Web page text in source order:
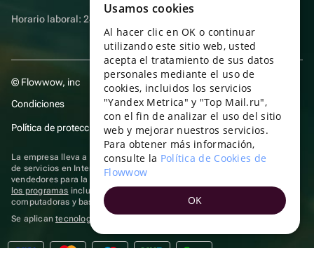
Horario laboral: 24 horas
© Flowwow, inc
Condiciones
Política de protección y privacidad de datos
La empresa lleva a cabo su actividad en el ámbito de las TI: prestación
de servicios en Internet para la publicación de ofertas (anuncios) de
vendedores para la venta de artículos. Acceder a la
los programas incluidos en el registro de programas rusos para
computadoras y bases de datos.
Se aplicantecnologías de recomendación
ENGLISH
UKRAINIAN
PORTUGUESE
SPANISH
HUNGARIAN
ITALIAN
POLISH
Usamos cookies
Al hacer clic en OK o continuar
utilizando este sitio web, usted
acepta el tratamiento de sus datos
personales mediante el uso de
cookies, incluidos los servicios
"Yandex Metrica" y "Top Mail.ru",
con el fin de analizar el uso del sitio
web y mejorar nuestros servicios.
Para obtener más información,
consulte la Política de Cookies de
Flowwow
OK